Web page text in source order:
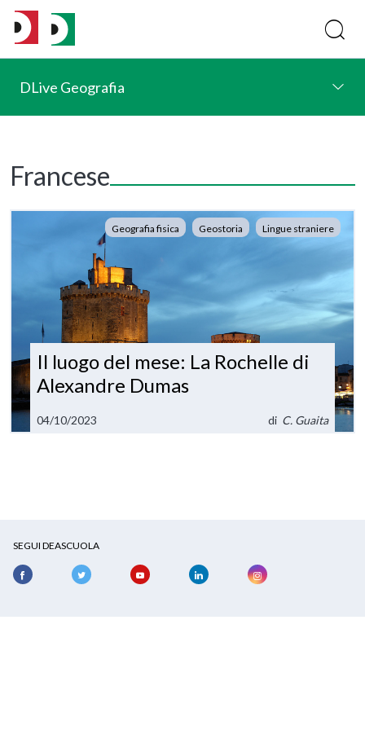
DLive Geografia
Francese
Geografia fisica Geostoria Lingue straniere
Il luogo del mese: La Rochelle di
Alexandre Dumas
04/10/2023 di C. Guaita
SEGUI DEASCUOLA